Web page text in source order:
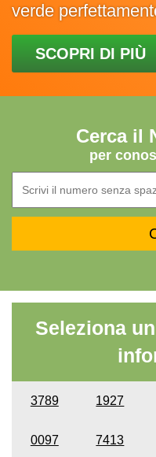
verde
SCOPRI DI PIÙ
Cerca il
per
Seleziona
3789 1927
0097 7413